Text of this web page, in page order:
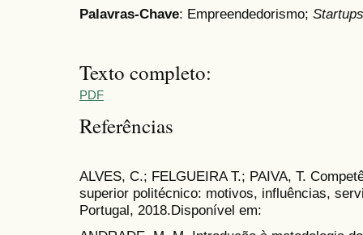
Palavras-Chave: Empreendedorismo; Startups
Texto completo:
PDF
Referências
ALVES, C.; FELGUEIRA T.; PAIVA, T.
superior politécnico: motivos, influências,
Portugal, 2018.Disponível em: